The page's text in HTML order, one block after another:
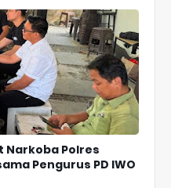
Narkoba Polres
Pengurus PD IWO